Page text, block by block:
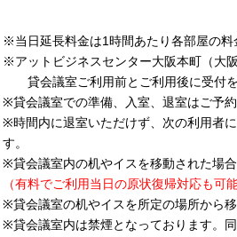
※当日延長料金は1時間あたり各部屋の料
※アットビジネスセンター大阪本町（大
貸会議室ご利用前とご利用後に受付を
※貸会議室での準備、入室、退室はご予
※時間内に退室いただけず、次の利用者
す。
※貸会議室内の机やイスを移動された場
（有料でご利用当日の原状復帰対応も可
※貸会議室の机やイスを所定の場所から
※貸会議室内は禁煙となっております。